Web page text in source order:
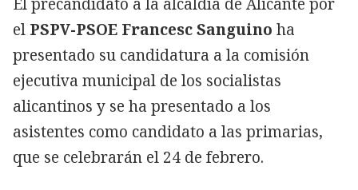
el PSPV-PSOE Francesc Sanguino ha
presentado su candidatura a la comisión
ejecutiva municipal de los socialistas
alicantinos y se ha presentado a los
asistentes como candidato a las primarias,
que se celebrarán el 24 de febrero.